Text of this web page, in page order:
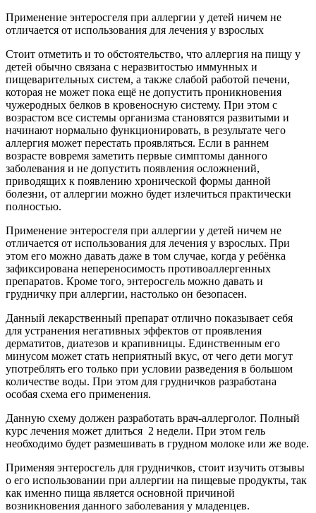
Применение энтеросгеля при аллергии у детей ничем не
отличается от использования для лечения у взрослых
Стоит отметить и то обстоятельство, что аллергия на пищу у
детей обычно связана с неразвитостью иммунных и
пищеварительных систем, а также слабой работой печени,
которая не может пока ещё не допустить проникновения
чужеродных белков в кровеносную систему. При этом с
возрастом все системы организма становятся развитыми и
начинают нормально функционировать, в результате чего
аллергия может перестать проявляться. Если в раннем
возрасте вовремя заметить первые симптомы данного
заболевания и не допустить появления осложнений,
приводящих к появлению хронической формы данной
болезни, от аллергии можно будет излечиться практически
полностью.
Применение энтеросгеля при аллергии у детей ничем не
отличается от использования для лечения у взрослых. При
этом его можно давать даже в том случае, когда у ребёнка
зафиксирована непереносимость противоаллергенных
препаратов. Кроме того, энтеросгель можно давать и
грудничку при аллергии, настолько он безопасен.
Данный лекарственный препарат отлично показывает себя
для устранения негативных эффектов от проявления
дерматитов, диатезов и крапивницы. Единственным его
минусом может стать неприятный вкус, от чего дети могут
употреблять его только при условии разведения в большом
количестве воды. При этом для грудничков разработана
особая схема его применения.
Данную схему должен разработать врач-аллерголог. Полный
курс лечения может длиться 2 недели. При этом гель
необходимо будет размешивать в грудном молоке или же воде.
Применяя энтеросгель для грудничков, стоит изучить отзывы
о его использовании при аллергии на пищевые продукты, так
как именно пища является основной причиной
возникновения данного заболевания у младенцев.